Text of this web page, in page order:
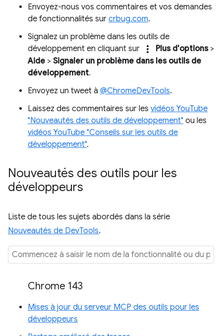
Envoyez-nous vos commentaires et vos demandes
de fonctionnalités sur crbug.com.
Signalez un problème dans les outils de
développement en cliquant sur
more_vert Plus d'options>
Aide > Signaler un problème dans les outils de
développement.
Envoyez un tweet à @ChromeDevTools.
Laissez des commentaires sur les vidéos YouTube
"Nouveautés des outils de développement" ou les
vidéos YouTube "Conseils sur les outils de
développement".
Nouveautés des outils pour les
développeurs
Liste de tous les sujets abordés dans la série
Nouveautés de DevTools.
Chrome 143
Mises à jour du serveur MCP des outils pour les
développeurs